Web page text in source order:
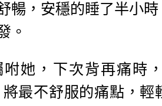
暢，安穩的睡了半小
。
咐她，下次背再痛時
最不舒服的痛點，輕